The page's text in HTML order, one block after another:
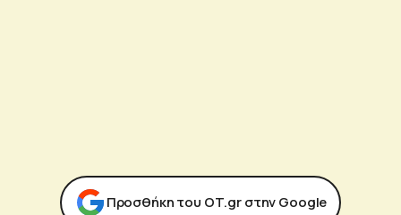
Προσθήκη του ΟΤ.gr στην Google